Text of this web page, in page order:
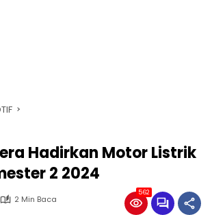
Hadirkan Motor Listrik
2 2024
2 Min Baca
562